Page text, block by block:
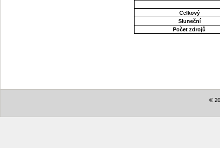
Celkový
Sluneční
Počet zdrojů
©